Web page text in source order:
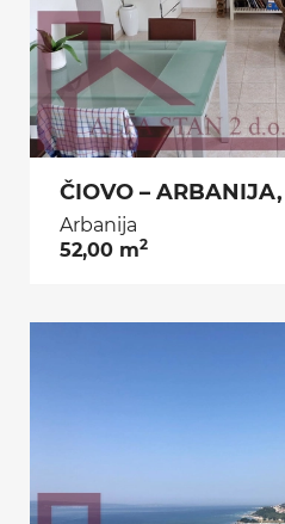
Arbanija
52,00 m2